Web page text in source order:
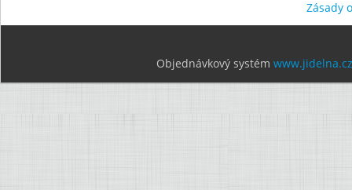
Zásady
Objednávkový systém www.jidelna.cz